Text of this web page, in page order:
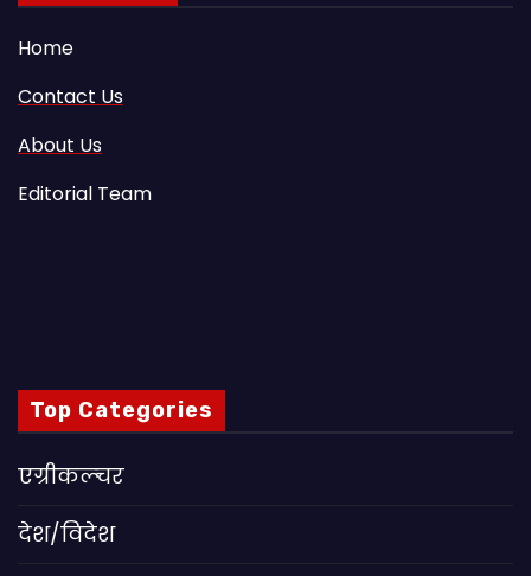
Home
Contact Us
About Us
Editorial Team
Top Categories
एग्रीकल्चर
देश/विदेश